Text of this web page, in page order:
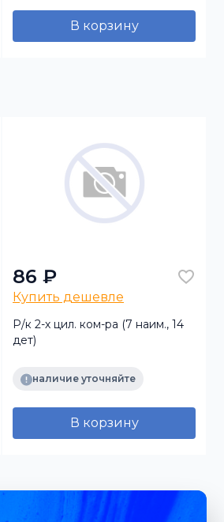
В корзину
86 ₽
Купить дешевле
Р/к 2-х цил. ком-ра (7 наим., 14
дет)
наличие уточняйте
В корзину